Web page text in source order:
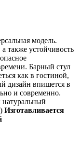
модель.
также устойчивость
Барный стул
как в гостиной,
дизайн впишется в
и современно.
Изготавливается